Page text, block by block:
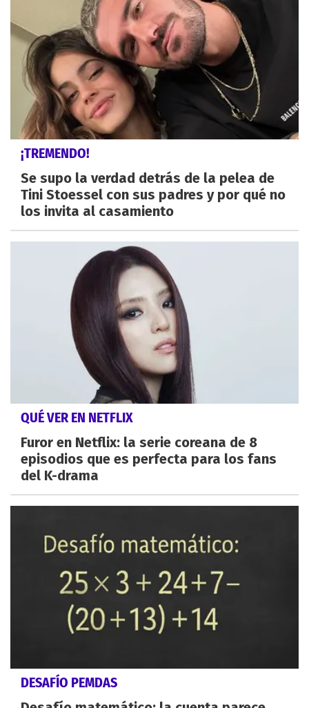
¡TREMENDO!
Se supo la verdad detrás de la pelea de
Tini Stoessel con sus padres y por qué no
los invita al casamiento
QUÉ VER EN NETFLIX
Furor en Netflix: la serie coreana de 8
episodios que es perfecta para los fans
del K-drama
DESAFÍO PEMDAS